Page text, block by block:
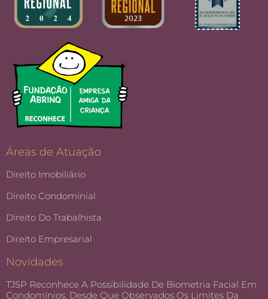
Áreas de Atuação
Direito Imobiliário
Direito Condominial
Direito Do Trabalhista
Direito Empresarial
Novidades
TJSP Reconhece A Possibilidade De Biometria Facial Em
Condomínios, Desde Que Observados Os Limites Da